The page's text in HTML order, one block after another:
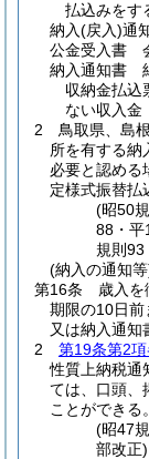
払込みをす
納入(戻入)通
公金受入書
納入通知書
収納金払込
ない収入金
2
鳥取県、島
所を有する納
必要と認める
定様式振替払
(昭50
88・平
規則93
(納入の通知
第16条
歳入を
期限の10日
又は納入通知
2
第19条第2
性質上納税通
ては、口頭、
ことができる。
(昭47
部改正)